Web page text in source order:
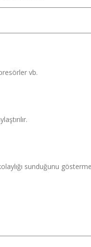
vb.
sunduğunu